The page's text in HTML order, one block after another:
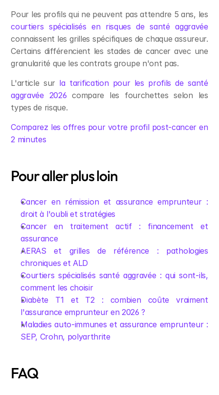
courtiers spécialisés en risques de santé aggravée
connaissent les grilles spécifiques de chaque assureur.
Certains différencient les stades de cancer avec une
granularité que les contrats groupe n'ont pas.
L'article sur la tarification pour les profils de santé
aggravée 2026 compare les fourchettes selon les
types de risque.
Comparez les offres pour votre profil post-cancer en
2 minutes
Pour aller plus loin
Cancer en rémission et assurance emprunteur :
droit à l'oubli et stratégies
Cancer en traitement actif : financement et
assurance
AERAS et grilles de référence : pathologies
chroniques et ALD
Courtiers spécialisés santé aggravée : qui sont-ils,
comment les choisir
Diabète T1 et T2 : combien coûte vraiment
l'assurance emprunteur en 2026 ?
Maladies auto-immunes et assurance emprunteur :
SEP, Crohn, polyarthrite
FAQ